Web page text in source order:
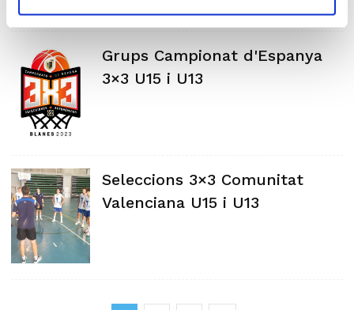
Grups Campionat d'Espanya
3×3 U15 i U13
Seleccions 3×3 Comunitat
Valenciana U15 i U13